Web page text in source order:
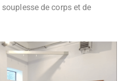
de corps et de